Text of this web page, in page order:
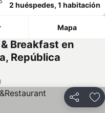
2 huéspedes, 1 habitación
Mapa
Breakfast en
República
Compartir